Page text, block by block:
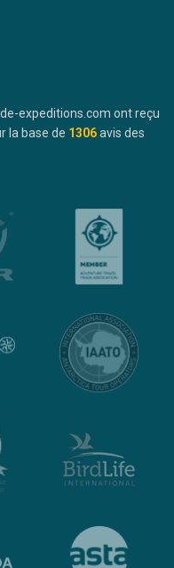
expeditions.com ont reçu
la base de 1306avis des